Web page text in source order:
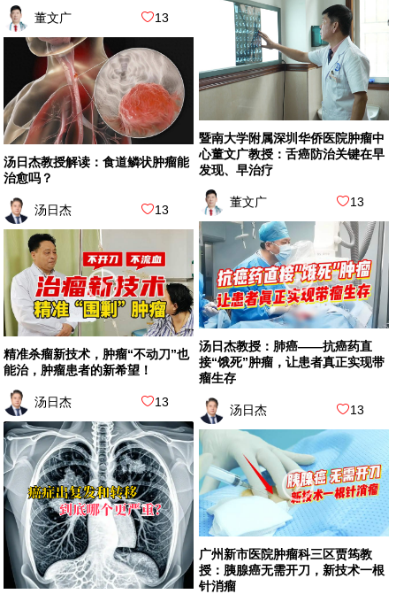
董文广 13
暨南大学附属深圳华侨医院肿瘤中
心董文广教授：舌癌防治关键在早
发现、早治疗
董文广 13
汤日杰教授解读：食道鳞状肿瘤能
治愈吗？
汤日杰 13
汤日杰教授：肺癌——抗癌药直
接“饿死”肿瘤，让患者真正实现带
瘤生存
汤日杰 13
精准杀瘤新技术，肿瘤“不动刀”也
能治，肿瘤患者的新希望！
汤日杰 13
广州新市医院肿瘤科三区贾筠教
授：胰腺癌无需开刀，新技术一根
针消瘤